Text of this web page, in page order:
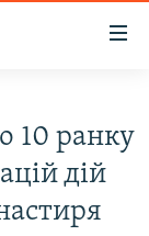
10 ранку
дій